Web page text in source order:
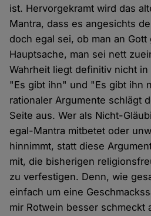
ist. Hervorgekramt wird das
Mantra, dass es angesichts
doch egal sei, ob man an
Hauptsache, man sei nett
Wahrheit liegt definitiv nicht
"Es gibt ihn" und "Es gibt ihn
rationaler Argumente schlägt
Seite aus. Wer als Nicht-
egal-Mantra mitbetet oder
hinnimmt, statt diese
mit, die bisherigen
zu verfestigen. Denn, wie
einfach um eine
mir Rotwein besser schmeckt